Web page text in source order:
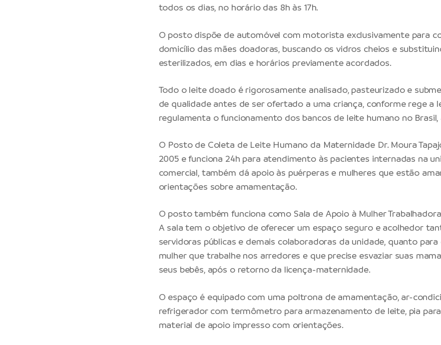
todos os dias, no horário das 8h às 17h.
O posto dispõe de automóvel com motorista exclusivamente para
domicílio das mães doadoras, buscando os vidros cheios e
esterilizados, em dias e horários previamente acordados.
Todo o leite doado é rigorosamente analisado, pasteurizado e
de qualidade antes de ser ofertado a uma criança, conforme rege a
regulamenta o funcionamento dos bancos de leite humano no Brasil, a
O Posto de Coleta de Leite Humano da Maternidade Dr. Moura
2005 e funciona 24h para atendimento às pacientes internadas na
comercial, também dá apoio às puérperas e mulheres que estão
orientações sobre amamentação.
O posto também funciona como Sala de Apoio à Mulher
A sala tem o objetivo de oferecer um espaço seguro e acolhedor
servidoras públicas e demais colaboradoras da unidade, quanto
mulher que trabalhe nos arredores e que precise esvaziar suas
seus bebês, após o retorno da licença-maternidade.
O espaço é equipado com uma poltrona de amamentação, ar-
refrigerador com termômetro para armazenamento de leite, pia
material de apoio impresso com orientações.